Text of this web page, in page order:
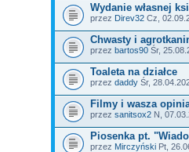
Wydanie własnej
przez Direv32 Cz,
Chwasty i
przez bartos90 Śr,
Toaleta na działce
przez daddy Śr,
Filmy i wasza
przez sanitsox2 N,
Piosenka pt.
przez Mirczyński Pt,